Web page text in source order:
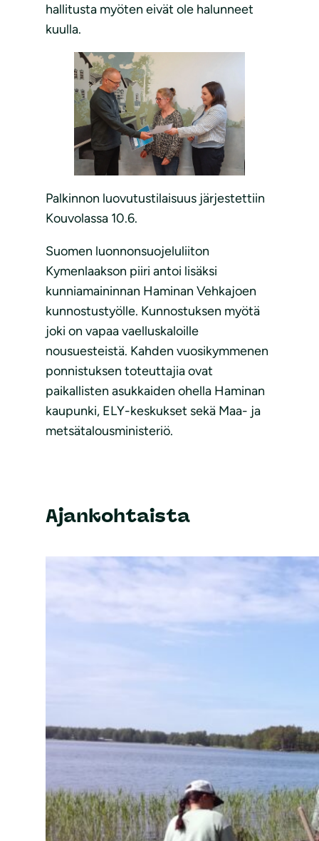
hallitusta myöten eivät ole halunneet
kuulla.
Palkinnon luovutustilaisuus järjestettiin
Kouvolassa 10.6.
Suomen luonnonsuojeluliiton
Kymenlaakson piiri antoi lisäksi
kunniamaininnan Haminan Vehkajoen
kunnostustyölle. Kunnostuksen myötä
joki on vapaa vaelluskaloille
nousuesteistä. Kahden vuosikymmenen
ponnistuksen toteuttajia ovat
paikallisten asukkaiden ohella Haminan
kaupunki, ELY-keskukset sekä Maa- ja
metsätalousministeriö.
Ajankohtaista